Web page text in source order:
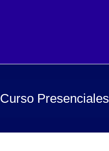
Curso Presenciales